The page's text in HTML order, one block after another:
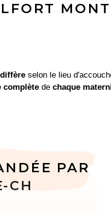
diffère selon le lieu
complète dechaque
PAR
CH